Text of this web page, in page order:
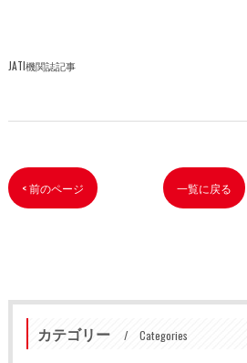
JATI機関誌記事
< 前のページ 一覧に戻る
カテゴリー Categories